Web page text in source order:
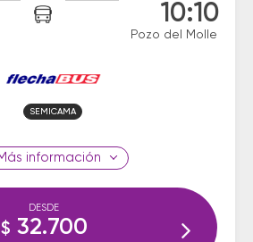
10:10
Pozo del Molle
SEMICAMA
información
DESDE
$ 32.700